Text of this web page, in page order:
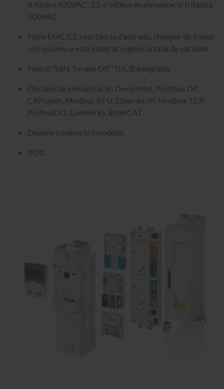
trifàsica 400VAC; 1,5 a 560kw en alimentació trifàsica
500VAC.
Filtre EMC C2, reactància d'entrada, chopper de frenat
són opcions o està integrat segons la talla de variador.
Funció “Safe Torque Off” (SIL3) integrada.
Opcions de comunicació: DeviceNet, Profibus DP,
CANopen, Modbus RTU, Ethernet/IP, Modbus TCP,
Profinet IO, LonWorks, EtherCAT.
Disseny compacte i modular.
IP20.